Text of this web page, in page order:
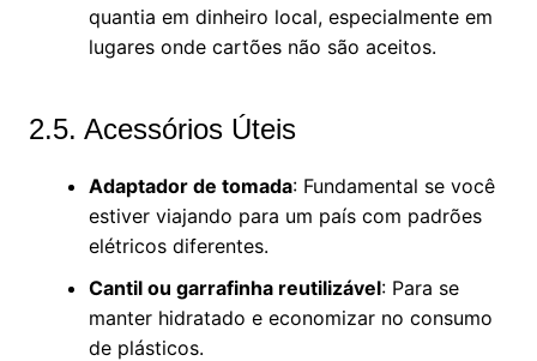
quantia em dinheiro local, especialmente em
lugares onde cartões não são aceitos.
2.5. Acessórios Úteis
Adaptador de tomada: Fundamental se você
estiver viajando para um país com padrões
elétricos diferentes.
Cantil ou garrafinha reutilizável: Para se
manter hidratado e economizar no consumo
de plásticos.